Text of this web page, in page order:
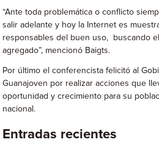
“Ante toda problemática o conflicto
salir adelante y hoy la Internet es
responsables del buen uso, buscando
agregado”, mencionó Baigts.
Por último el conferencista felicitó al
Guanajoven por realizar acciones que
oportunidad y crecimiento para su
nacional.
Entradas recientes